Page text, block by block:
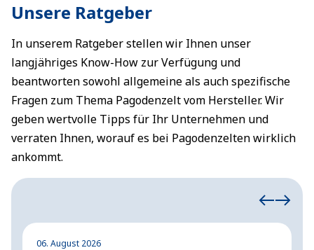
Unsere Ratgeber
In unserem Ratgeber stellen wir Ihnen unser
langjähriges Know-How zur Verfügung und
beantworten sowohl allgemeine als auch spezifische
Fragen zum Thema Pagodenzelt vom Hersteller. Wir
geben wertvolle Tipps für Ihr Unternehmen und
verraten Ihnen, worauf es bei Pagodenzelten wirklich
ankommt.
06. August 2026